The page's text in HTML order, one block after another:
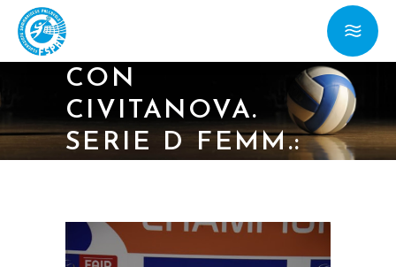
01/12/21 – SERIE B
CON
CIVITANOVA.
SERIE D FEMM.: